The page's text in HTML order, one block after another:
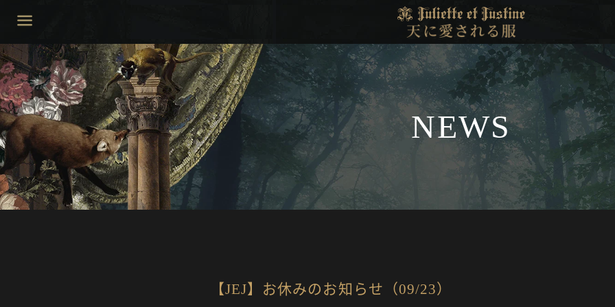
单
NEWS
【JEJ】お休みのお知らせ（09/23）